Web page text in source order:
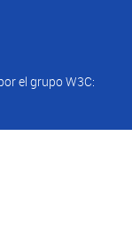
el grupo W3C: